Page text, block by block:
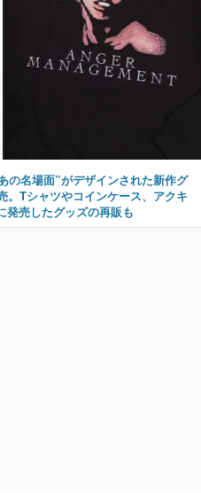
の名場面”がデザインされた新作グ
。Tシャツやコインケース、アクキ
発売したグッズの再販も